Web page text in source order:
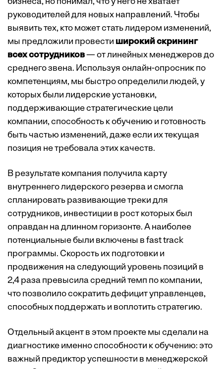
руководителей для новых направлений. Чтобы
выявить тех, кто может стать лидером изменений,
мы предложили провести широкий скрининг
всех сотрудников— от линейных менеджеров до
среднего звена. Используя онлайн-опросник по
компетенциям, мы быстро определили людей, у
которых были лидерские установки,
поддерживающие стратегические цели
компании, способность к обучению и готовность
быть частью изменений, даже если их текущая
позиция не требовала этих качеств.
В результате компания получила карту
внутреннего лидерского резерва и смогла
спланировать развивающие треки для
сотрудников, инвестиции в рост которых был
оправдан на длинном горизонте. А наиболее
потенциальные были включены в fast track
программы. Скорость их подготовки и
продвижения на следующий уровень позиций в
2,4 раза превысила средний темп по компании,
что позволило сократить дефицит управленцев,
способных поддержать и воплотить стратегию.
Отдельный акцент в этом проекте мы сделали на
диагностике именно способности к обучению: это
важный предиктор успешности в менеджерской